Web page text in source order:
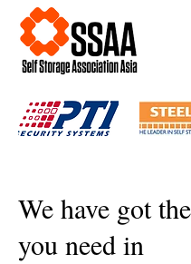
We have got
you need in